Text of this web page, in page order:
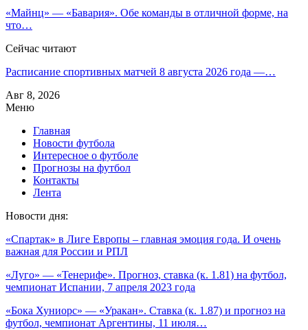
«Майнц» — «Бавария». Обе команды в отличной форме, на
что…
Сейчас читают
Расписание спортивных матчей 8 августа 2026 года —…
Авг 8, 2026
Меню
Главная
Новости футбола
Интересное о футболе
Прогнозы на футбол
Контакты
Лента
Новости дня:
«Спартак» в Лиге Европы – главная эмоция года. И очень
важная для России и РПЛ
«Луго» — «Тенерифе». Прогноз, ставка (к. 1.81) на футбол,
чемпионат Испании, 7 апреля 2023 года
«Бока Хуниорс» — «Уракан». Ставка (к. 1.87) и прогноз на
футбол, чемпионат Аргентины, 11 июля…